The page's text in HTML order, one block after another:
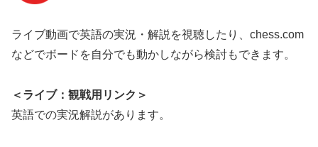
ライブ動画で英語の実況・解説を視聴したり、chess.com
などでボードを自分でも動かしながら検討もできます。
＜ライブ：観戦用リンク＞
英語での実況解説があります。